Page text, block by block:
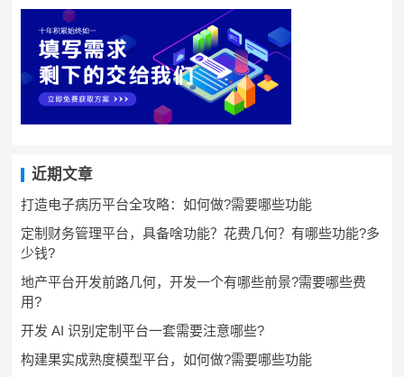
近期文章
打造电子病历平台全攻略：如何做?需要哪些功能
定制财务管理平台，具备啥功能？花费几何？有哪些功能?多
少钱?
地产平台开发前路几何，开发一个有哪些前景?需要哪些费
用?
开发 AI 识别定制平台一套需要注意哪些?
构建果实成熟度模型平台，如何做?需要哪些功能